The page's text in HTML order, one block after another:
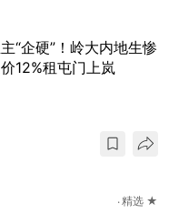
“企硬”！岭大内地生惨
12%租屯门上岚
精选 ★